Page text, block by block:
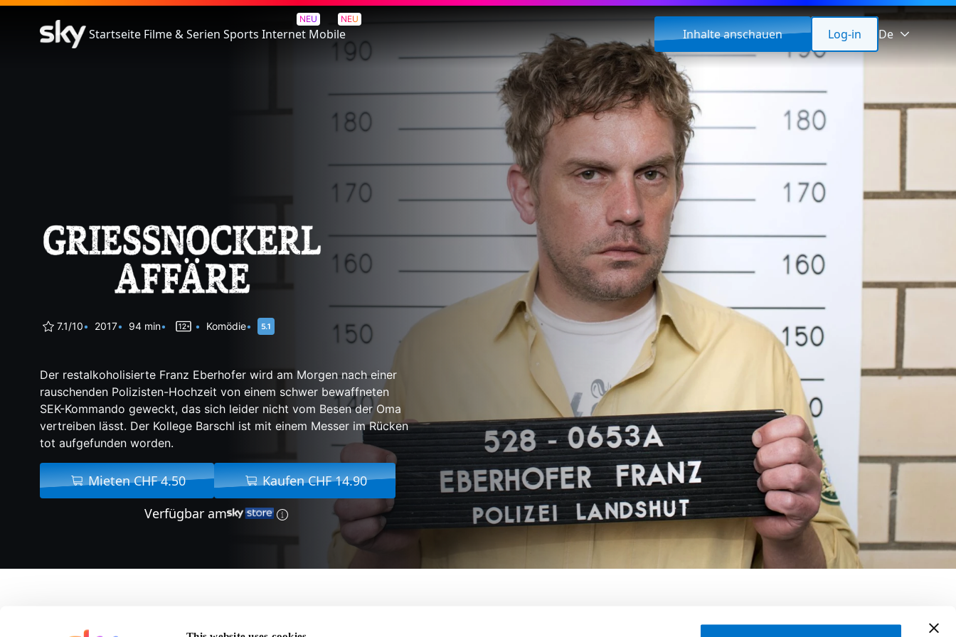
Startseite Filme & Serien Sports
NEU
Internet
NEU
Mobile Inhalte anschauen Log-in De
Griessnockerlaffäre
7.1/10 2017 94 min Komödie
Der restalkoholisierte Franz Eberhofer wird am Morgen nach einer
rauschenden Polizisten-Hochzeit von einem schwer bewaffneten
SEK-Kommando geweckt, das sich leider nicht vom Besen der Oma
vertreiben lässt. Der Kollege Barschl ist mit einem Messer im Rücken
tot aufgefunden worden.
Mieten CHF 4.50
Kaufen CHF 14.90
Verfügbar am